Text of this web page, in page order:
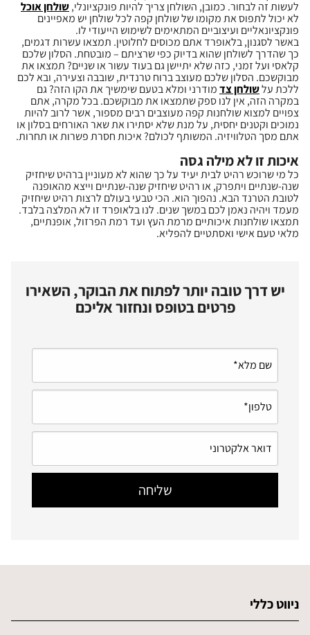
לעשות זה לבחור. כמובן, השולחן צריך להיות פונקציונלי,שולחן אוכל
לא יכול לתפוס את מקומו של שולחן קפה לכל שולחן יש מאפיינים
פונקציונאליים ועיצוביים המתאימים לשימוש הייעודי לו.
באשר לסגנון, בלאופרד אתם מכוסים לחלוטין. תמצאו עשרות דגמים,
כך שהדרך לשולחן שהוא בדיוק כפי שרציתם – מובטחת. הסלון שלכם
קלאסי ועל זמני, כזה שלא יתיישן גם בעוד עשור או שניים? תמצאו את
מבוקשכם. הסלון שלכם מעוצב ברוח טרנדית, שובבה וצעירה, ובא לכם
ללכת עלשולחן צדמודרני ומלא בטעם שימשיך את הקו הזה? גם
במקרה הזה, אין לנו ספק שתמצאו את מבוקשכם. בכל מקרה, אתם
צפויים למצוא שולחנות קפה מעוצבים רבים מספור, אשר לרוב להיות
נמוכים וקטנים יחסית, על מנת שלא יסתירו את שאר האורחים בסלון או
אתם מסך הטלוויזיה. המשותף לכולם? איכות חסרת פשרות או תחרות.
איכות זו לא מילה גסה
כל מי שרוכש רהיט לבית יעיד על כך שהוא לא מעוניין ברהיט שיחזיק
שנה-שנתיים ויתפרק, או רהיט שיחזיק שנה-שנתיים וייצא מהאופנה
לטובת הטרנד הבא. נהפוך הוא. הכי טבעי בעולם לרצות רהיט שיחזיק
מעמד ויהיה נאמן לכם במשך שנים. לנו בלאופרד זו לא המלצה בלבד.
תמצאו שולחנות איכותיים מרמת העץ ועד רמת הפרזול, אופנתיים,
מלאי טעם אישי ואסתטיים להפליא.
יש דרך טובה יותר לפתוח את הבוקר, השאירו
פרטים בטופס ונחזור אליכם
ניווט כללי